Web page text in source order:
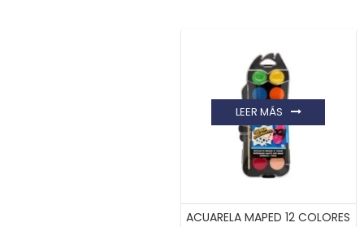
ACUARELA MAPED 12 COLORES
LEER MÁS